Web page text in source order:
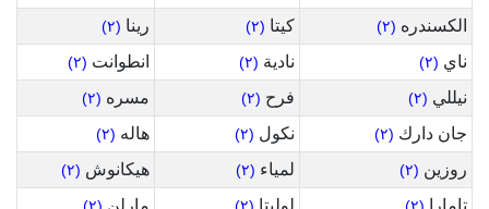
الكسندره (٢) كيتا (٢) رينا (٢)
ناي (٢) نادية (٢) انطوانت (٢)
نيللي (٢) فرح (٢) مسره (٢)
جان دارك (٢) نكول (٢) هاله (٢)
روزين (٢) لمياء (٢) هيكانوش (٢)
تامارا لوليتا مارلن